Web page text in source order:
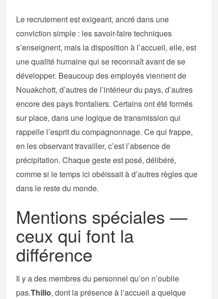
Le recrutement est exigeant, ancré dans une
conviction simple : les savoir-faire techniques
s’enseignent, mais la disposition à l’accueil, elle, est
une qualité humaine qui se reconnaît avant de se
développer. Beaucoup des employés viennent de
Nouakchott, d’autres de l’intérieur du pays, d’autres
encore des pays frontaliers. Certains ont été formés
sur place, dans une logique de transmission qui
rappelle l’esprit du compagnonnage. Ce qui frappe,
en les observant travailler, c’est l’absence de
précipitation. Chaque geste est posé, délibéré,
comme si le temps ici obéissait à d’autres règles que
dans le reste du monde.
Mentions spéciales —
ceux qui font la
différence
Il y a des membres du personnel qu’on n’oublie
pas.Thillo, dont la présence à l’accueil a quelque